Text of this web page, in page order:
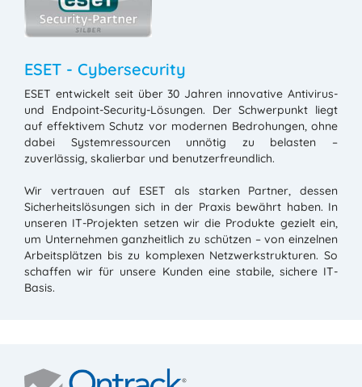
ESET - Cybersecurity
ESET entwickelt seit über 30 Jahren innovative Antivirus-
und Endpoint-Security-Lösungen. Der Schwerpunkt liegt
auf effektivem Schutz vor modernen Bedrohungen, ohne
dabei Systemressourcen unnötig zu belasten –
zuverlässig, skalierbar und benutzerfreundlich.
Wir vertrauen auf ESET als starken Partner, dessen
Sicherheitslösungen sich in der Praxis bewährt haben. In
unseren IT-Projekten setzen wir die Produkte gezielt ein,
um Unternehmen ganzheitlich zu schützen – von einzelnen
Arbeitsplätzen bis zu komplexen Netzwerkstrukturen. So
schaffen wir für unsere Kunden eine stabile, sichere IT-
Basis.